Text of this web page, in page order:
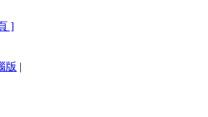
]
版 |